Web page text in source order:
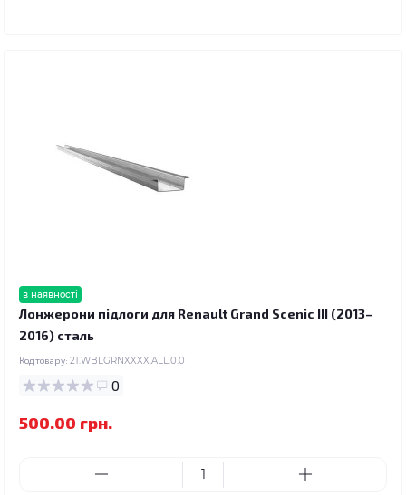
в наявності
Лонжерони підлоги для Renault Grand Scenic III (2013–
2016) сталь
Код товару: 21.WBLGRNXXXX.ALL.0.0
0
500.00 грн.